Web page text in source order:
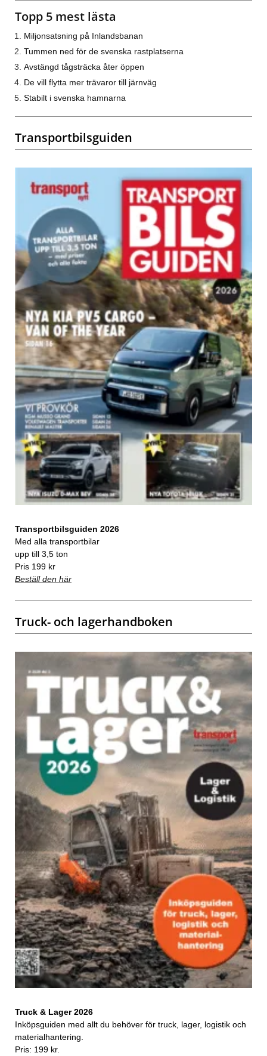
Topp 5 mest lästa
Miljonsatsning på Inlandsbanan
Tummen ned för de svenska rastplatserna
Avstängd tågsträcka åter öppen
De vill flytta mer trävaror till järnväg
Stabilt i svenska hamnarna
Transportbilsguiden
Transportbilsguiden 2026
Med alla transportbilar
upp till 3,5 ton
Pris 199 kr
Beställ den här
Truck- och lagerhandboken
Truck & Lager 2026
Inköpsguiden med allt du behöver för truck, lager, logistik och
materialhantering.
Pris: 199 kr.